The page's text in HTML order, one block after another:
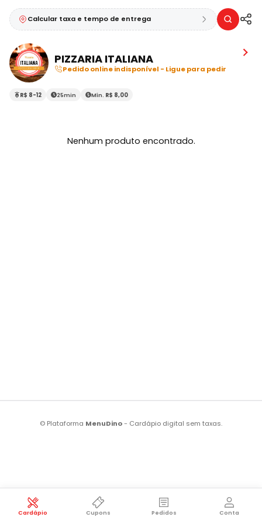
Calcular taxa e tempo de entrega
Cardápio Cupons Pedidos Conta
PIZZARIA ITALIANA
Pedido online indisponível - Ligue para pedir
R$ 8-12 25min Mín. R$ 8,00
Nenhum produto encontrado.
© Plataforma MenuDino- Cardápio digital sem taxas.